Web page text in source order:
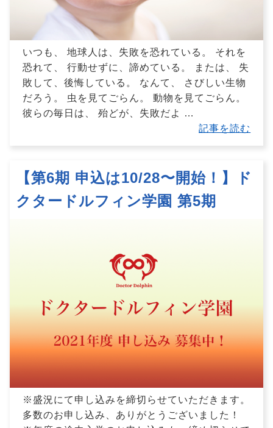
いつも、 地球人は、失敗を恐れている。 それを
恐れて、 行動せずに、諦めている。 または、 失
敗して、後悔している。 なんて、 さびしい生物
だろう。 虫を見てごらん。 動物を見てごらん。
彼らの毎日は、 殆どが、失敗だよ
…
記事を読む
【第6期 申込は10/28〜開始！】ド
クタードルフィン学園 第5期
※盛況にて申し込みを締切らせていただきます。
多数のお申し込み、ありがとうございました！